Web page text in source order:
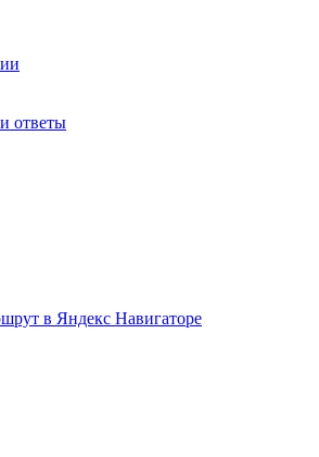
ответы
в Яндекс Навигаторе